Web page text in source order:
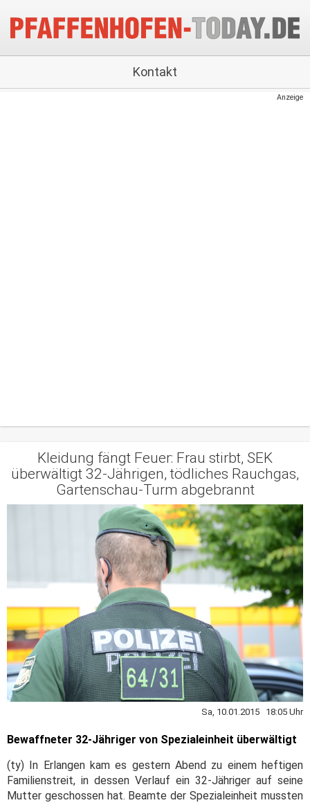
Kontakt
Anzeige
Kleidung fängt Feuer: Frau stirbt, SEK
überwältigt 32-Jährigen, tödliches Rauchgas,
Gartenschau-Turm abgebrannt
Sa, 10.01.2015 18:05 Uhr
Bewaffneter 32-Jähriger von Spezialeinheit überwältigt
(ty) In Erlangen kam es gestern Abend zu einem heftigen
Familienstreit, in dessen Verlauf ein 32-Jähriger auf seine
Mutter geschossen hat. Beamte der Spezialeinheit mussten